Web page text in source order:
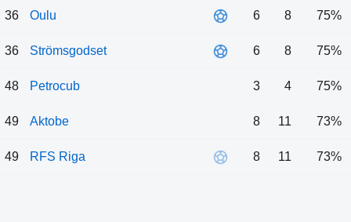
36 Oulu 6 8 75%
36 Strömsgodset 6 8 75%
48 Petrocub 3 4 75%
49 Aktobe 8 11 73%
49 RFS Riga 8 11 73%